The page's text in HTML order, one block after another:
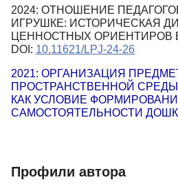
2024: ОТНОШЕНИЕ
ИГРУШКЕ: ИСТОРИЧЕСКАЯ
ЦЕННОСТНЫХ ОРИЕНТИРОВ
DOI: 10.11621/LPJ-24-26
2021: ОРГАНИЗАЦИЯ
ПРОСТРАНСТВЕННОЙ
КАК УСЛОВИЕ
САМОСТОЯТЕЛЬНОСТИ
Профили автора